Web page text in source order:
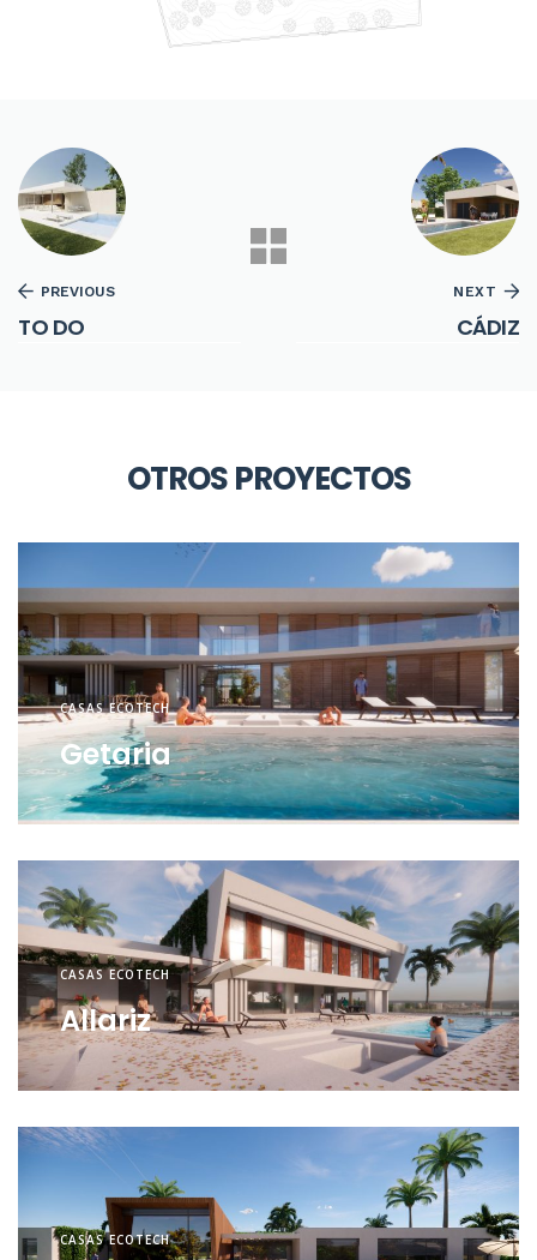
PREVIOUS
TO DO
NEXT
CÁDIZ
OTROS PROYECTOS
CASAS ECOTECH
Getaria
CASAS ECOTECH
Allariz
CASAS ECOTECH